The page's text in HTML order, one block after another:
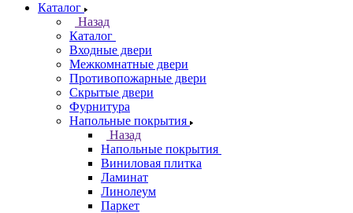
Каталог
Назад
Каталог
Входные двери
Межкомнатные двери
Противопожарные двери
Скрытые двери
Фурнитура
Напольные покрытия
Назад
Напольные покрытия
Виниловая плитка
Ламинат
Линолеум
Паркет